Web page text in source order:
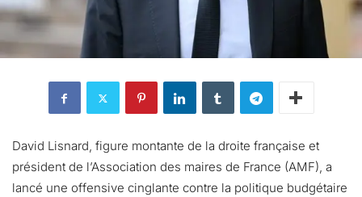
David Lisnard, figure montante de la droite française et
président de l’Association des maires de France (AMF), a
lancé une offensive cinglante contre la politique budgétaire